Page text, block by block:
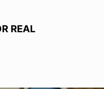
REAL